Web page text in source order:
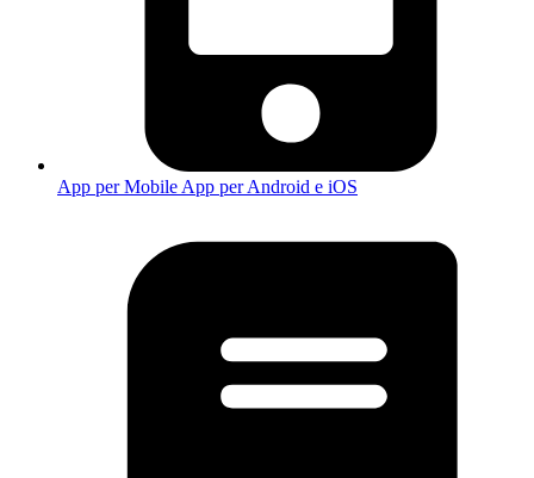
App per Mobile App per Android e iOS